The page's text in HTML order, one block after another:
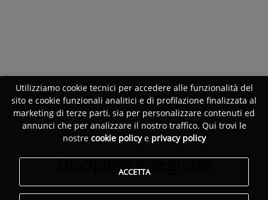
Discipline insegnate
Utilizziamo cookie tecnici per accedere alle funzionalità del
sito e cookie funzionali analitici e di profilazione finalizzata al
marketing di terze parti, sia per personalizzare contenuti ed
annunci che per analizzare il nostro traffico. Qui trovi le
nostre cookie policye privacy policy
ACCETTA